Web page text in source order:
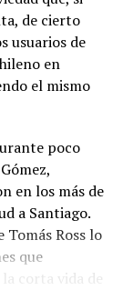
de cierto
usuarios de
en
el mismo
poco
en los más de
a Santiago.
Ross lo
que
corta vida de